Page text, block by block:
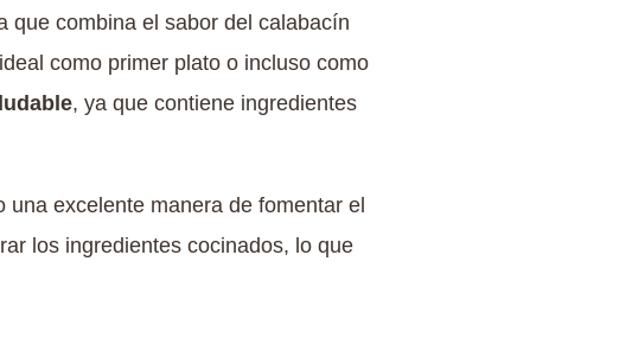
que combina el sabor del calabacín
como primer plato o incluso como
, ya que contiene ingredientes
excelente manera de fomentar el
los ingredientes cocinados, lo que